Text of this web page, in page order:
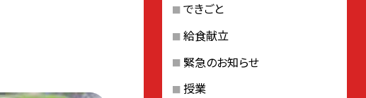
できごと
給食献立
緊急のお知らせ
授業